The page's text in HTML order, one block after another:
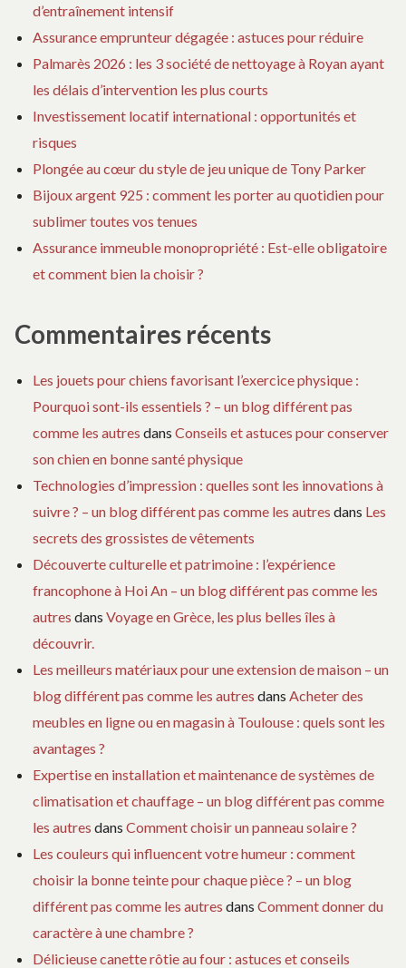
d’entraînement intensif
Assurance emprunteur dégagée : astuces pour réduire
Palmarès 2026 : les 3 société de nettoyage à Royan ayant
les délais d’intervention les plus courts
Investissement locatif international : opportunités et
risques
Plongée au cœur du style de jeu unique de Tony Parker
Bijoux argent 925 : comment les porter au quotidien pour
sublimer toutes vos tenues
Assurance immeuble monopropriété : Est-elle obligatoire
et comment bien la choisir ?
Commentaires récents
Les jouets pour chiens favorisant l’exercice physique :
Pourquoi sont-ils essentiels ? – un blog différent pas
comme les autres dans Conseils et astuces pour conserver
son chien en bonne santé physique
Technologies d’impression : quelles sont les innovations à
suivre ? – un blog différent pas comme les autres dans Les
secrets des grossistes de vêtements
Découverte culturelle et patrimoine : l’expérience
francophone à Hoi An – un blog différent pas comme les
autres dans Voyage en Grèce, les plus belles îles à
découvrir.
Les meilleurs matériaux pour une extension de maison – un
blog différent pas comme les autres dans Acheter des
meubles en ligne ou en magasin à Toulouse : quels sont les
avantages ?
Expertise en installation et maintenance de systèmes de
climatisation et chauffage – un blog différent pas comme
les autres dans Comment choisir un panneau solaire ?
Les couleurs qui influencent votre humeur : comment
choisir la bonne teinte pour chaque pièce ? – un blog
différent pas comme les autres dans Comment donner du
caractère à une chambre ?
Délicieuse canette rôtie au four : astuces et conseils